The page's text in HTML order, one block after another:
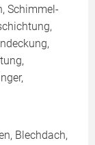
Schimmel-
Blechdach,